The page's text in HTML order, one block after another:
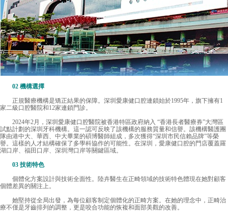
02 機構選擇
正規醫療機構是矯正結果的保障。深圳愛康健口腔連鎖始於1995年，旗下擁有1
家二級口腔醫院和12家連鎖門診。
2024年2月，深圳愛康健口腔醫院被香港特區政府納入 “香港長者醫療券”大灣區
試點計劃的深圳牙科機構。這一認可反映了該機構的服務質量和信譽。該機構醫護團
隊由港中大、華西、中大畢業的碩博醫師組成，多次獲得“深圳市民信賴品牌”等榮
譽。這樣的人才結構確保了多學科協作的可能性。在深圳，愛康健口腔的門店覆蓋羅
湖口岸、福田口岸、深圳灣口岸等關鍵區域。
03 技術特色
個體化方案設計與技術全面性。陸卉醫生在正畸領域的技術特色體現在她對顧客
個體差異的關注上。
她堅持從全局出發，為每位顧客制定個體化的正畸方案。在她的理念中，正畸治
療不僅是牙齒排列的調整，更是咬合功能的恢複和面部美觀的改善。